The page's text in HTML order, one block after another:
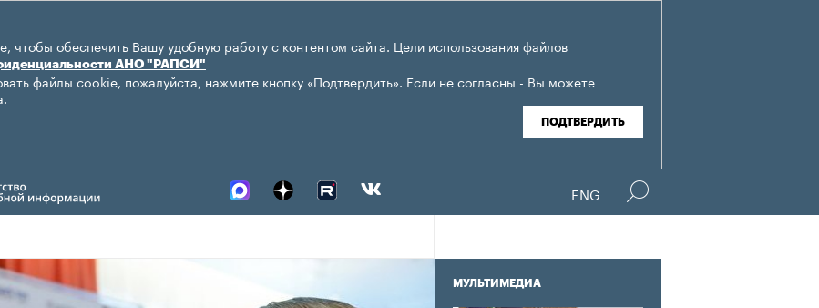
чтобы обеспечить Вашу удобную работу с контентом сайта. Цели использования файлов
АНО "РАПСИ"
файлы cookie, пожалуйста, нажмите кнопку «Подтвердить». Если не согласны - Вы можете
ПОДТВЕРДИТЬ
ENG
МУЛЬТИМЕДИА